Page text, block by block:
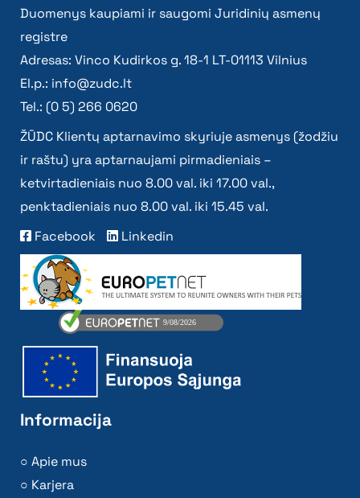
Duomenys kaupiami ir saugomi Juridinių asmenų
registre
Adresas: Vinco Kudirkos g. 18-1 LT-01113 Vilnius
El.p.: info@zudc.lt
Tel.: (0 5) 266 0620
ŽŪDC Klientų aptarnavimo skyriuje asmenys (žodžiu
ir raštu) yra aptarnaujami pirmadieniais –
ketvirtadieniais nuo 8.00 val. iki 17.00 val.,
penktadieniais nuo 8.00 val. iki 15.45 val.
Facebook
Linkedin
Informacija
Apie mus
Karjera